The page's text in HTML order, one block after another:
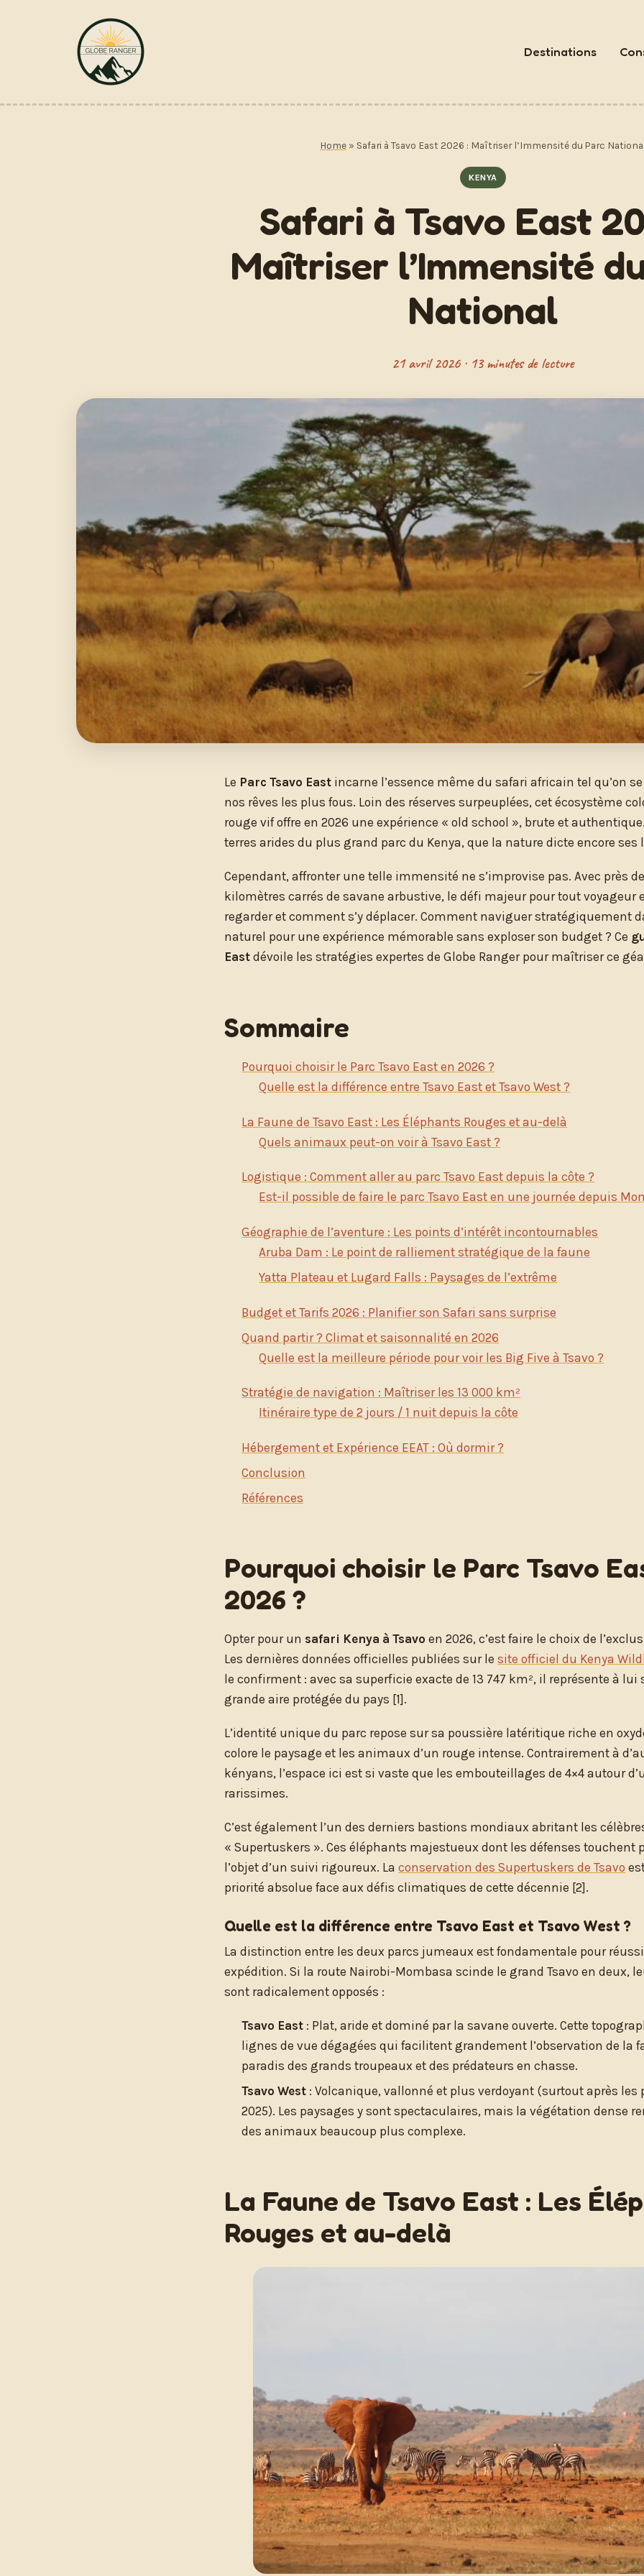
Destinations
Home » Safari à Tsavo East 2026 : Maîtriser l’Immensité du Parc
KENYA
Safari à Tsavo East
Maîtriser l’Immensité
National
21 avril 2026 · 13 minutes de lecture
Le Parc Tsavo East incarne l’essence même du safari africain tel qu’on
nos rêves les plus fous. Loin des réserves surpeuplées, cet écosystème
rouge vif offre en 2026 une expérience « old school », brute et
terres arides du plus grand parc du Kenya, que la nature dicte encore ses
Cependant, affronter une telle immensité ne s’improvise pas. Avec près de
kilomètres carrés de savane arbustive, le défi majeur pour tout voyageur
regarder et comment s’y déplacer. Comment naviguer stratégiquement
naturel pour une expérience mémorable sans exploser son budget ? Ce
East dévoile les stratégies expertes de Globe Ranger pour maîtriser ce
Sommaire
Pourquoi choisir le Parc Tsavo East en 2026 ?
Quelle est la différence entre Tsavo East et Tsavo West ?
La Faune de Tsavo East : Les Éléphants Rouges et au-delà
Quels animaux peut-on voir à Tsavo East ?
Logistique : Comment aller au parc Tsavo East depuis la côte ?
Est-il possible de faire le parc Tsavo East en une journée depuis
Géographie de l’aventure : Les points d’intérêt incontournables
Aruba Dam : Le point de ralliement stratégique de la faune
Yatta Plateau et Lugard Falls : Paysages de l’extrême
Budget et Tarifs 2026 : Planifier son Safari sans surprise
Quand partir ? Climat et saisonnalité en 2026
Quelle est la meilleure période pour voir les Big Five à Tsavo ?
Stratégie de navigation : Maîtriser les 13 000 km²
Itinéraire type de 2 jours / 1 nuit depuis la côte
Hébergement et Expérience EEAT : Où dormir ?
Conclusion
Références
Pourquoi choisir le Parc Tsavo
2026 ?
Opter pour un safari Kenya à Tsavo en 2026, c’est faire le choix de
Les dernières données officielles publiées sur le site officiel du Kenya
le confirment : avec sa superficie exacte de 13 747 km², il représente à lui
grande aire protégée du pays [1].
L’identité unique du parc repose sur sa poussière latéritique riche en
colore le paysage et les animaux d’un rouge intense. Contrairement à
kényans, l’espace ici est si vaste que les embouteillages de 4×4 autour
rarissimes.
C’est également l’un des derniers bastions mondiaux abritant les
« Supertuskers ». Ces éléphants majestueux dont les défenses touchent
l’objet d’un suivi rigoureux. La conservation des Supertuskers de Tsavo
priorité absolue face aux défis climatiques de cette décennie [2].
Quelle est la différence entre Tsavo East et Tsavo West ?
La distinction entre les deux parcs jumeaux est fondamentale pour
expédition. Si la route Nairobi-Mombasa scinde le grand Tsavo en deux,
sont radicalement opposés :
Tsavo East : Plat, aride et dominé par la savane ouverte. Cette
lignes de vue dégagées qui facilitent grandement l’observation de la
paradis des grands troupeaux et des prédateurs en chasse.
Tsavo West : Volcanique, vallonné et plus verdoyant (surtout après les
2025). Les paysages y sont spectaculaires, mais la végétation dense
des animaux beaucoup plus complexe.
La Faune de Tsavo East : Les
Rouges et au-delà